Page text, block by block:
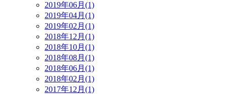
2019年06月(1)
2019年04月(1)
2019年02月(1)
2018年12月(1)
2018年10月(1)
2018年08月(1)
2018年06月(1)
2018年02月(1)
2017年12月(1)